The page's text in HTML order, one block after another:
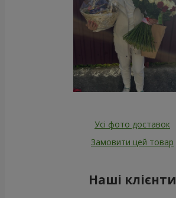
Усі фото доставок
Замовити цей товар
Наші клієнти